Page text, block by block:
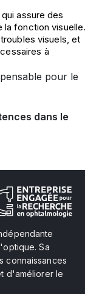
assure des
la fonction
visuels, et
à
pour le
dans le
Sa
connaissances
d'améliorer le